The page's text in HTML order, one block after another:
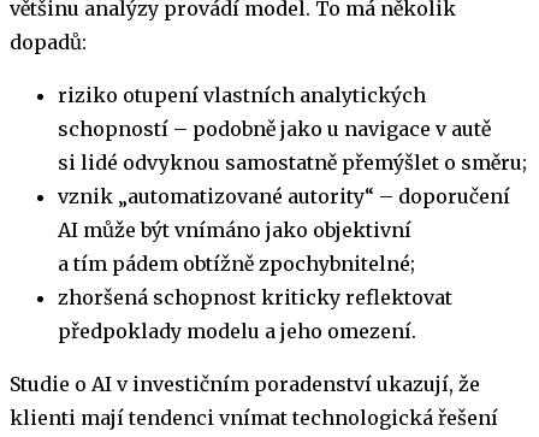
většinu analýzy provádí model. To má několik
dopadů:
riziko otupení vlastních analytických
schopností – podobně jako u navigace v autě
si lidé odvyknou samostatně přemýšlet o směru;
vznik „automatizované autority“ – doporučení
AI může být vnímáno jako objektivní
a tím pádem obtížně zpochybnitelné;
zhoršená schopnost kriticky reflektovat
předpoklady modelu a jeho omezení.
Studie o AI v investičním poradenství ukazují, že
klienti mají tendenci vnímat technologická řešení